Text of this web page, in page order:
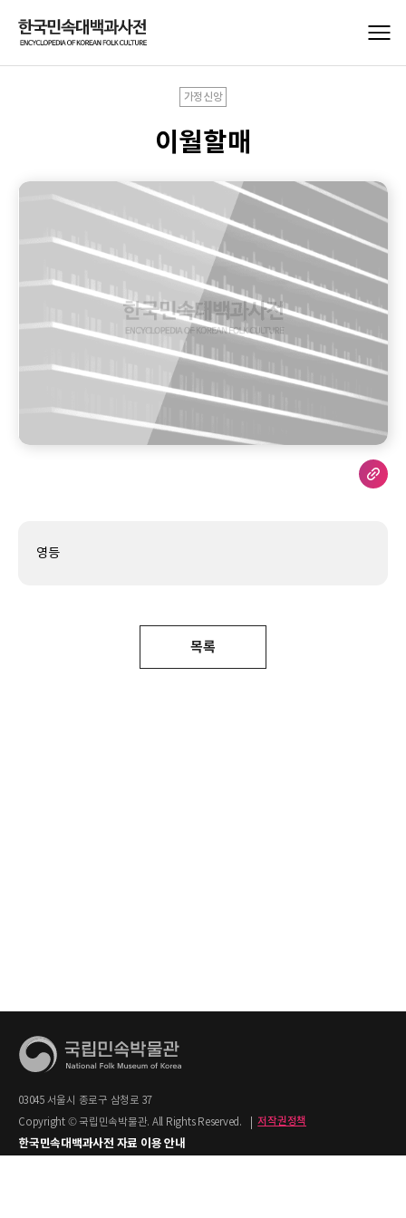
가정신앙
이월할매
영등
목록
03045 서울시 종로구 삼청로 37
Copyright © 국립민속박물관. All Rights Reserved.
저작권정책
한국민속대백과사전 자료 이용 안내